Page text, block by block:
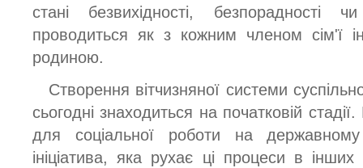
стані безвихідності, безпорадності
проводиться як з кожним членом сім'ї
родиною.
Створення вітчизняної системи
сьогодні знаходиться на початковій
для соціальної роботи на
ініціатива, яка рухає ці процеси в